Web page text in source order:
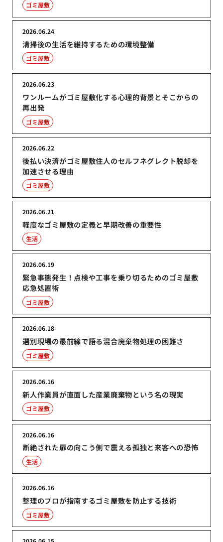
ゴミ屋敷
清掃後の生活を維持するための環境整備
2026.06.24
ゴミ屋敷
ワンルームがゴミ屋敷化する心理的背景とそこからの
再出発
2026.06.23
ゴミ屋敷
後払い決済がゴミ屋敷住人のセルフネグレクト脱却を
加速させる理由
2026.06.22
ゴミ屋敷
軽度なゴミ屋敷の定義と早期改善の重要性
2026.06.21
生活
緊急事態発生！点検や工事を乗り切るためのゴミ屋敷
応急処置術
2026.06.19
ゴミ屋敷
選別現場の最前線で語る混合廃棄物処理の困難さ
2026.06.18
ゴミ屋敷
新人作業員が直面した産業廃棄物という名の現実
2026.06.16
ゴミ屋敷
断絶された扉の向こう側で震える孤独と来客への恐怖
2026.06.16
生活
整理のプロが指南するゴミ屋敷を防止する技術
2026.06.16
ゴミ屋敷